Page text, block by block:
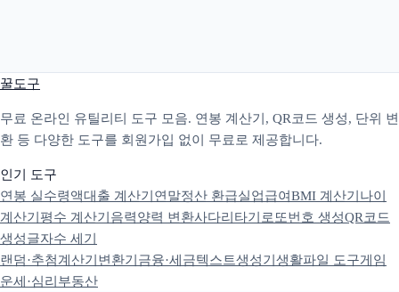
꿀도구
무료 온라인 유틸리티 도구 모음. 연봉 계산기, QR코드 생성, 단위 변
환 등 다양한 도구를 회원가입 없이 무료로 제공합니다.
인기 도구
연봉 실수령액대출 계산기 연말정산 환급실업급여BMI 계산기 나이
계산기 평수 계산기 음력양력 변환사다리타기 로또번호 생성QR코드
생성글자수 세기
랜덤·추첨계산기 변환기 금융·세금텍스트생성기 생활파일 도구게임
운세·심리 부동산